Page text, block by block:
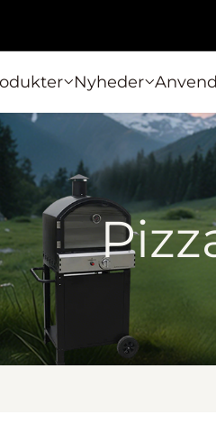
Nyheder